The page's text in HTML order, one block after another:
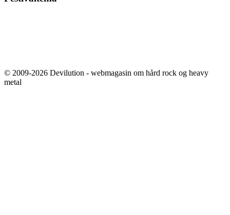
© 2009-2026 Devilution - webmagasin om hård rock og heavy
metal